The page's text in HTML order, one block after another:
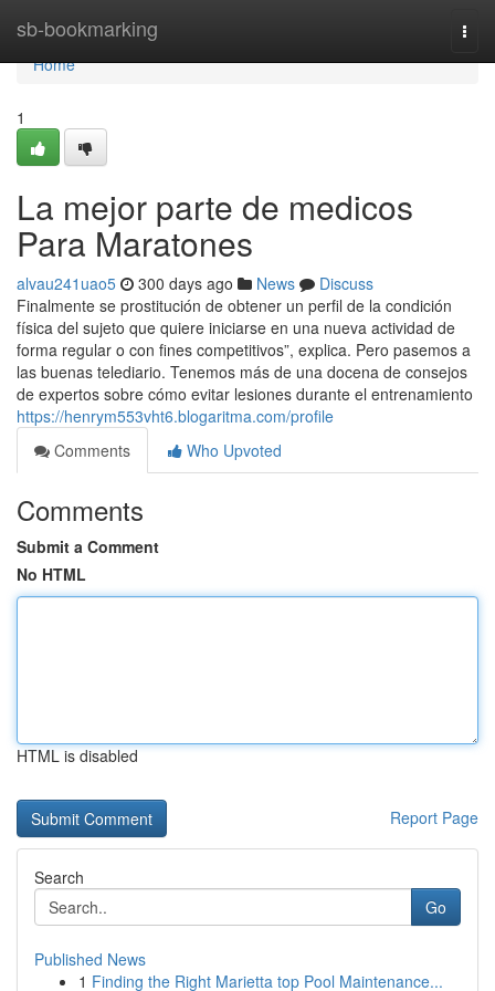
sb-bookmarking
Home
Home
1
La mejor parte de medicos
Para Maratones
alvau241uao5 300 days ago News
Discuss
Finalmente se prostitución de obtener un perfil de la condición
física del sujeto que quiere iniciarse en una nueva actividad de
forma regular o con fines competitivos”, explica. Pero pasemos a
las buenas telediario. Tenemos más de una docena de consejos
de expertos sobre cómo evitar lesiones durante el entrenamiento
https://henrym553vht6.blogaritma.com/profile
Comments
Who Upvoted
Comments
Submit a Comment
No HTML
HTML is disabled
Report Page
Search
Go
Published News
1 Finding the Right Marietta top Pool Maintenance...